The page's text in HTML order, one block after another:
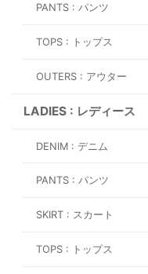
PANTS : パンツ
TOPS : トップス
OUTERS : アウター
LADIES : レディース
DENIM : デニム
PANTS : パンツ
SKIRT : スカート
TOPS : トップス